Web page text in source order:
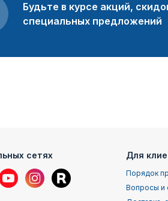
Будьте в курсе акций,
специальных предложений
сетях Для
Порядок
Вопросы и